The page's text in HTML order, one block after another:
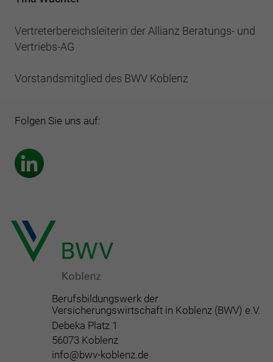
Vertreterbereichsleiterin der Allianz Beratungs- und
Vertriebs-AG
Vorstandsmitglied des BWV Koblenz
Folgen Sie uns auf:
Berufsbildungswerk der
Versicherungswirtschaft in Koblenz (BWV) e.V.
Debeka Platz 1
56073 Koblenz
info@bwv-koblenz.de